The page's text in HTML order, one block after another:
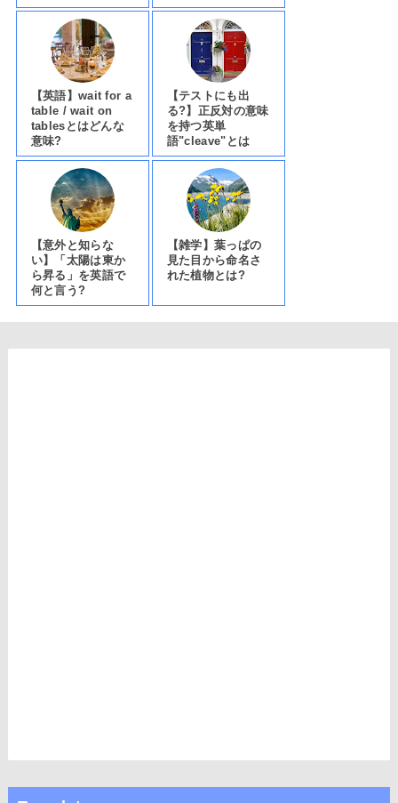
【英語】wait for a
table / wait on
tablesとはどんな
意味?
【テストにも出
る?】正反対の意味
を持つ英単
語"cleave"とは
【意外と知らな
い】「太陽は東か
ら昇る」を英語で
何と言う?
【雑学】葉っぱの
見た目から命名さ
れた植物とは?